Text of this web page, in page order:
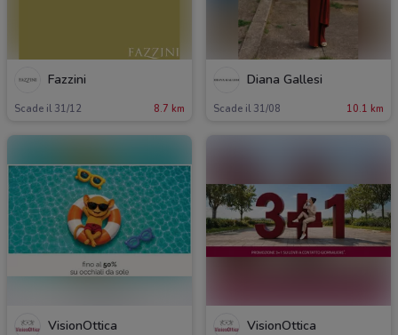
Fazzini
Scade il 31/12 8.7 km
Diana Gallesi
Scade il 31/08 10.1 km
VisionOttica VisionOttica